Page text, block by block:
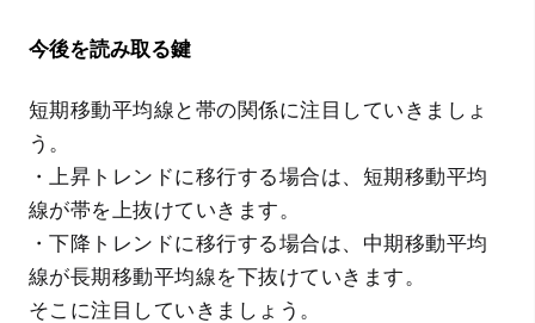
今後を読み取る鍵
短期移動平均線と帯の関係に注目していきましょ
う。
・上昇トレンドに移行する場合は、短期移動平均
線が帯を上抜けていきます。
・下降トレンドに移行する場合は、中期移動平均
線が長期移動平均線を下抜けていきます。
そこに注目していきましょう。